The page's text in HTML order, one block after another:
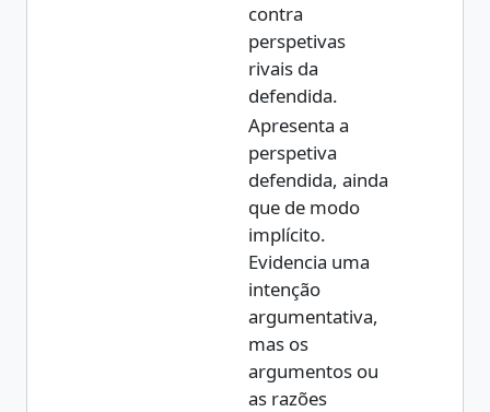
contra
perspetivas
rivais da
defendida.
Apresenta a
perspetiva
defendida, ainda
que de modo
implícito.
Evidencia uma
intenção
argumentativa,
mas os
argumentos ou
as razões